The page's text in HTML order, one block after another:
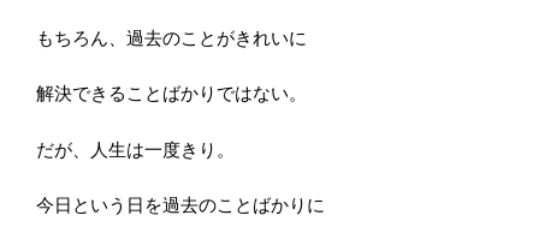
もちろん、過去のことがきれいに
解決できることばかりではない。
だが、人生は一度きり。
今日という日を過去のことばかりに